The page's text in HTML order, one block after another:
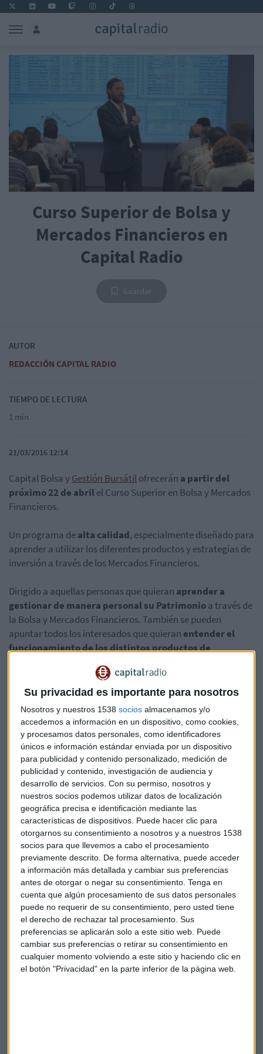
Su privacidad es importante para nosotros
Nosotros y nuestros 1538 socios almacenamos y/o
accedemos a información en un dispositivo, como cookies,
y procesamos datos personales, como identificadores
únicos e información estándar enviada por un dispositivo
para publicidad y contenido personalizado, medición de
publicidad y contenido, investigación de audiencia y
desarrollo de servicios. Con su permiso, nosotros y
nuestros socios podemos utilizar datos de localización
geográfica precisa e identificación mediante las
características de dispositivos. Puede hacer clic para
otorgarnos su consentimiento a nosotros y a nuestros 1538
socios para que llevemos a cabo el procesamiento
previamente descrito. De forma alternativa, puede acceder
a información más detallada y cambiar sus preferencias
antes de otorgar o negar su consentimiento. Tenga en
cuenta que algún procesamiento de sus datos personales
puede no requerir de su consentimiento, pero usted tiene
el derecho de rechazar tal procesamiento. Sus
preferencias se aplicarán solo a este sitio web. Puede
cambiar sus preferencias o retirar su consentimiento en
cualquier momento volviendo a este sitio y haciendo clic en
el botón "Privacidad" en la parte inferior de la página web.
Curso Superior de Bolsa y
Mercados Financieros en
Capital Radio
AUTOR
REDACCIÓN CAPITAL RADIO
TIEMPO DE LECTURA
1 min
21/03/2016 12:14
Capital Bolsa yGestión Bursátilofrecerán a partir del
próximo 22 de abrilel Curso Superior en Bolsa y Mercados
Financieros.
Un programa dealta calidad, especialmente diseñado para
aprender a utilizar los diferentes productos y estrategias de
inversión a través de los Mercados Financieros.
Dirigido a aquellas personas que quieran aprender a
gestionar de manera personal su Patrimonioa través de
la Bolsa y Mercados Financieros. También se pueden
apuntar todos los interesados que quieran entender el
funcionamiento de los distintos productos de
El curso tiene una duración de60 horas presencialesjunto
con casos prácticos , además de un
training con la
plataforma Visual Chartcon licencia para tiempo real.
Para apuntarte, pincha en el siguiente enlace:
http://www.gestionbursatil.com/curso-superior-gestion-de-
patrimonio-en-bolsa-y-mercados-financieros/
Bolsa Campus Curso Gestor
Gestion Bursatil Estudios
Suscríbete a nuestros boletines